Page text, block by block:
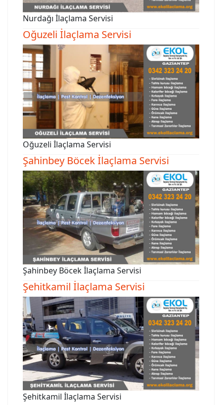
Nurdağı İlaçlama Servisi
Oğuzeli İlaçlama Servisi
Oğuzeli İlaçlama Servisi
Şahinbey Böcek İlaçlama Servisi
Şahinbey Böcek İlaçlama Servisi
Şehitkamil İlaçlama Servisi
Şehitkamil İlaçlama Servisi